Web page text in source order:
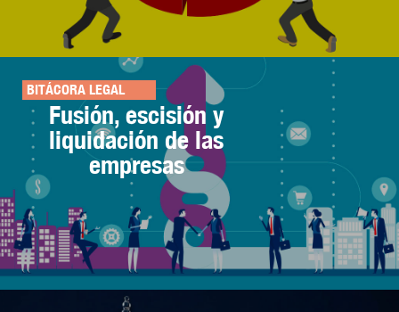
BITÁCORA LEGAL
Fusión, escisión y
liquidación de las
empresas